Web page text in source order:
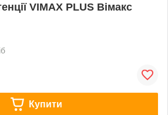
VIMAX PLUS Вімакс
Купити